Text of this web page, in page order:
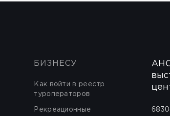
БИЗНЕСУ
Как войти в реестр
туроператоров
Рекреационные